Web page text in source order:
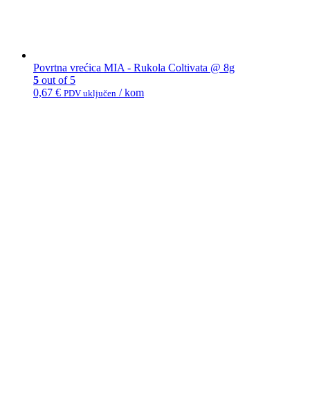
Povrtna vrećica MIA - Rukola Coltivata @ 8g
5 out of 5
0,67 € PDV uključen / kom